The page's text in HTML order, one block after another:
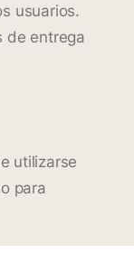
usuarios.
de entrega
utilizarse
para